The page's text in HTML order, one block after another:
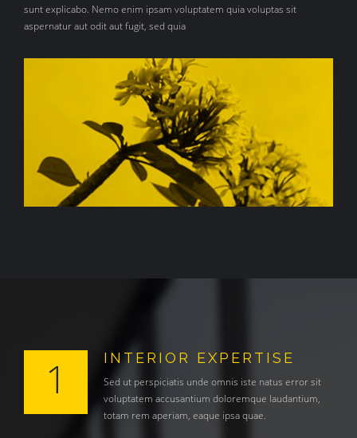
sunt explicabo. Nemo enim ipsam voluptatem quia voluptas sit
aspernatur aut odit aut fugit, sed quia
1 INTERIOR EXPERTISE
Sed ut perspiciatis unde omnis iste natus error sit
voluptatem accusantium doloremque laudantium,
totam rem aperiam, eaque ipsa quae.